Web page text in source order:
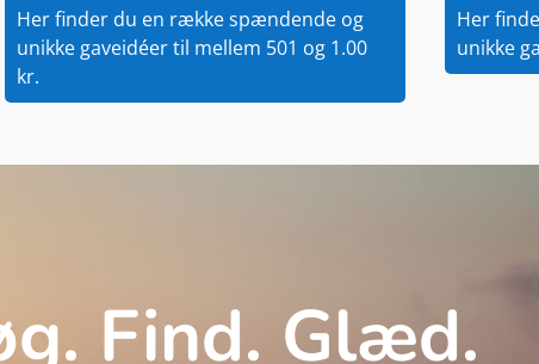
Her finder du en række spændende og
unikke gaveidéer til mellem 501 og 1.00
kr.
Her
unikke
Find. Glæd.